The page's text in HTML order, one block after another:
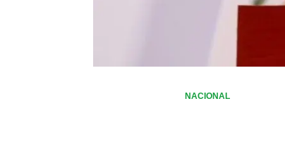
NACIONAL